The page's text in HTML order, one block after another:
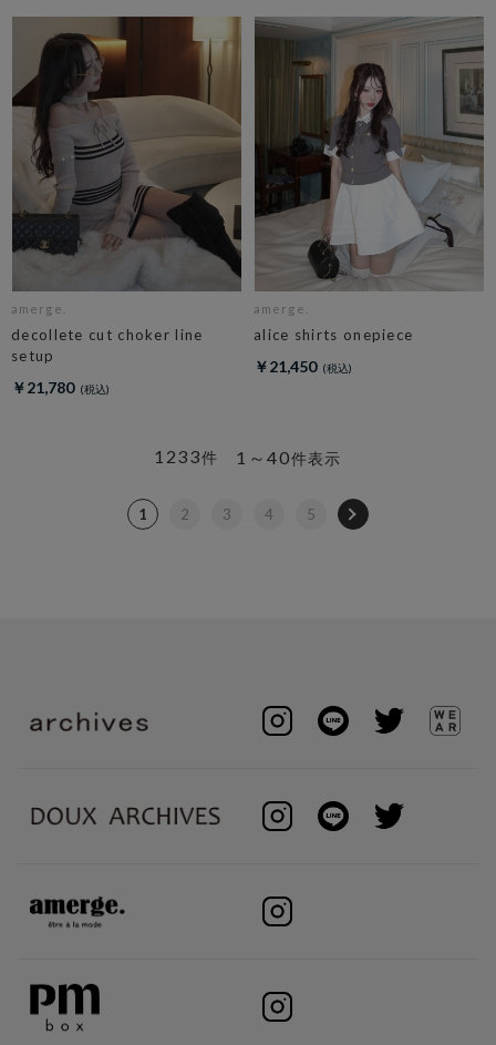
amerge.
decollete cut choker line
setup
￥21,780
amerge.
alice shirts onepiece
￥21,450
1～40件表示
1233件
1 2 3 4 5